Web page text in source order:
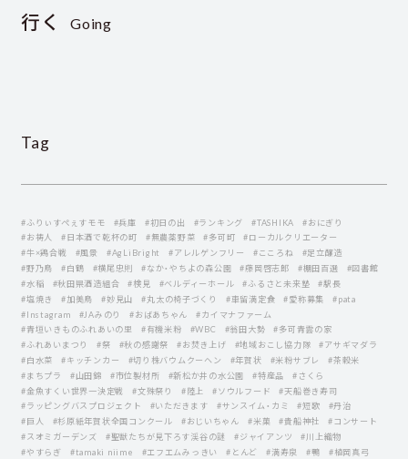
行く Going
Tag
#ふりぃすぺぇすモモ #兵庫 #初日の出 #ランキング #TASHIKA
#おにぎり
#お祷人
#日本酒で乾杯の町 #無農薬野菜 #多可町
#ローカルクリエーター
#牛×鶏合戦
#風景 #AgLiBright #アレルゲンフリー #こころね
#足立醸造
#野乃鳥
#白鶴 #横尾忠則 #なか・やちよの森公園 #藤岡啓志郞 #棚田百選
#図書館
#水稲
#秋田県酒造組合 #検見 #ベルディーホール #ふるさと未来塾
#駅長
#塩焼き
#加美鳥 #妙見山 #丸太の椅子づくり #車留満定食 #愛称募集
#pata
#Instagram
#JAみのり #おばあちゃん
#カイマナファーム
#青垣いきものふれあいの里
#有機米粉 #WBC #翁田大勢
#多可青雲の家
#ふれあいまつり
#祭 #秋の感謝祭 #お焚き上げ #地域おこし協力隊
#アサギマダラ
#白水菜
#キッチンカー #切り株バウムクーヘン #年賀状 #米粉サブレ
#茶穀米
#まちプラ
#山田錦 #市位製材所 #新松か井の水公園 #特産品
#さくら
#金魚すくい世界一決定戦
#文殊祭り #陸上 #ソウルフード
#天船巻き寿司
#ラッピングバスプロジェクト
#いただきます #サンスイム・カミ #短歌
#丹治
#巨人
#杉原紙年賀状全国コンクール #おじいちゃん #米菓 #貴船神社
#コンサート
#スオミガーデンズ
#聖獣たちが見下ろす渓谷の謎 #ジャイアンツ
#川上織物
#やすらぎ
#tamaki niime #エフエムみっきい #とんど #満寿泉 #鴨
#植岡真弓